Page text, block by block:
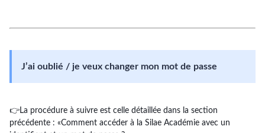
J’ai oublié / je veux changer mon mot de passe
👉La procédure à suivre est celle détaillée dans la section
précédente : «Comment accéder à la Silae Académie avec un